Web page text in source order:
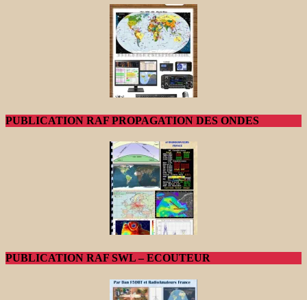
PUBLICATION RAF PROPAGATION DES ONDES
PUBLICATION RAF SWL – ECOUTEUR